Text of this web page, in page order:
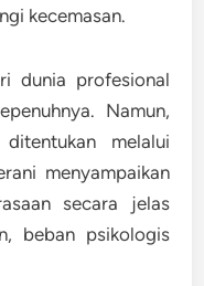
kecemasan.
dunia profesional
Namun,
melalui
menyampaikan
secara jelas
beban psikologis